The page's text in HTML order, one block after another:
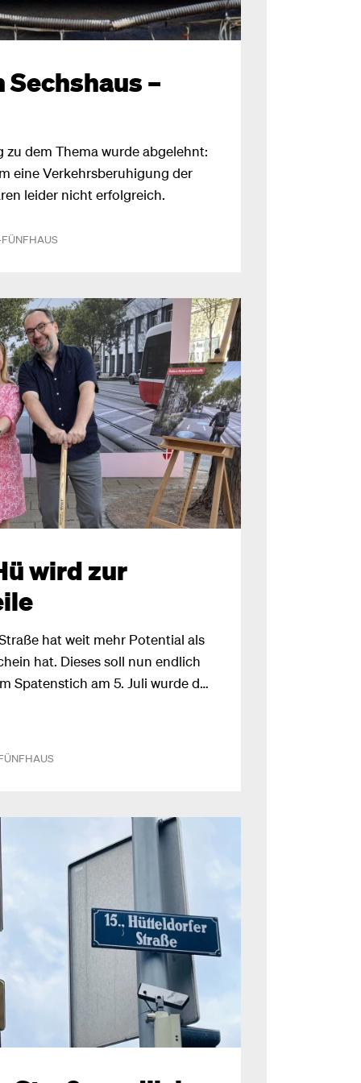
Sechshaus –
dem Thema wurde abgelehnt:
eine Verkehrsberuhigung der
leider nicht erfolgreich.
wird zur
hat weit mehr Potential als
hat. Dieses soll nun endlich
Spatenstich am 5. Juli wurde der